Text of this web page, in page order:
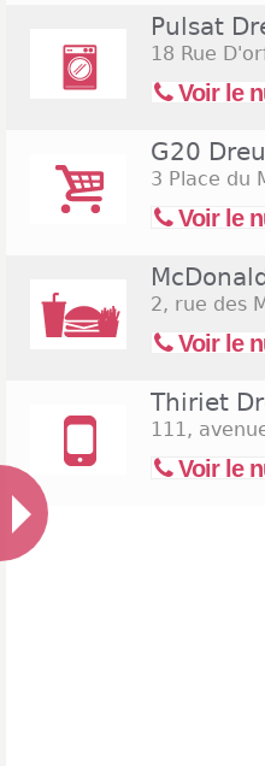
Pulsat
18 Rue
Voir le
G20
3 Place du
Voir le
2, rue des
Voir le
Thiriet
111,
Voir le